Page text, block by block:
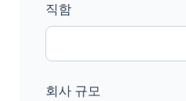
직함
회사 규모